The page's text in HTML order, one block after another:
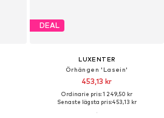
DEAL
LUXENTER
Örhängen 'Lasein'
453,13 kr
Ordinarie pris: 1 249,50 kr
Senaste lägsta pris:453,13 kr